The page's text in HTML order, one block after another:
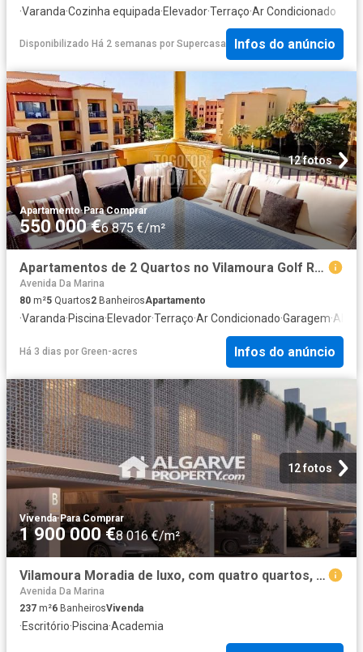
·Varanda·Cozinha equipada·Elevador·Terraço·Ar Condicionado
Disponibilizado Há 2 semanas por Supercasa Infos do anúncio
12 fotos
Apartamento·Para Comprar
550 000 €6 875 €/m²
Apartamentos de 2 Quartos no Vilamoura Golf Resort 80m² Quarteira
Avenida Da Marina
80 m²5 Quartos2 BanheirosApartamento
·Varanda·Piscina·Elevador·Terraço·Ar Condicionado·Garagem·
Há 3 dias por Green-acres Infos do anúncio
12 fotos
Vivenda·Para Comprar
1 900 000 €8 016 €/m²
Vilamoura Moradia de luxo, com quatro quartos, piscina pri. 237m² Quarteira
Avenida Da Marina
237 m²6 BanheirosVivenda
·Escritório·Piscina·Academia